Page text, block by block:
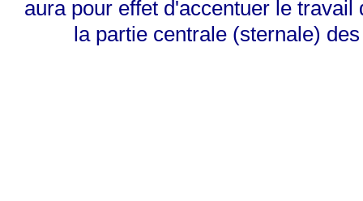
aura pour effet d'accentuer le travail
la partie centrale (sternale)